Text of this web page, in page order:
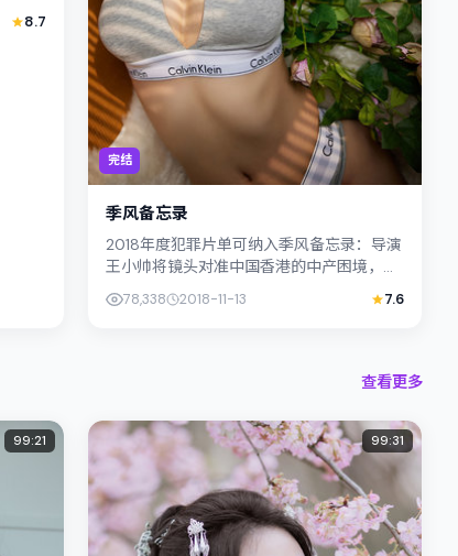
8.7
完结
季风备忘录
2018年度犯罪片单可纳入季风备忘录：导演
王小帅将镜头对准中国香港的中产困境，杨
紫琼与裴斗娜演绎兄妹般羁绊，文本层面兼
顾悬疑线索与情感救赎，搜索...
78,338 2018-11-13 7.6
查看更多
99:21 99:31